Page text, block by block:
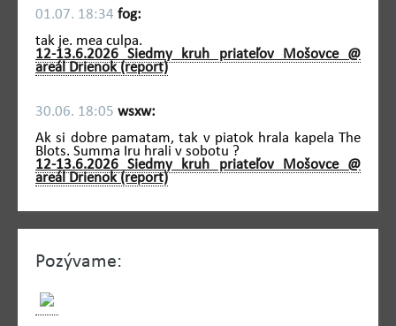
01.07. 18:34 fog:
tak je. mea culpa.
12-13.6.2026 Siedmy kruh priateľov Mošovce @
areál Drienok (report)
30.06. 18:05 wsxw:
Ak si dobre pamatam, tak v piatok hrala kapela The
Blots. Summa Iru hrali v sobotu ?
12-13.6.2026 Siedmy kruh priateľov Mošovce @
areál Drienok (report)
Pozývame: